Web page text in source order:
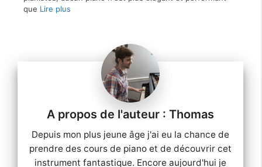
que Lire plus
Thomas
Depuis mon plus jeune âge j'ai eu la chance de
prendre des cours de piano et de découvrir cet
instrument fantastique. Encore aujourd'hui je